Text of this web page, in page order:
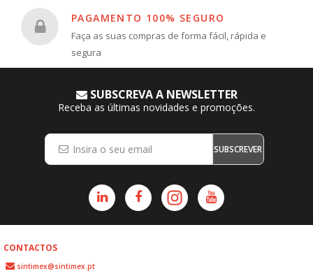
PAGAMENTO 100% SEGURO
Faça as suas compras de forma fácil, rápida e
segura
SUBSCREVA A NEWSLETTER
Receba as últimas novidades e promoções.
SUBSCREVER
CONTACTOS
sintimex@sintimex.pt